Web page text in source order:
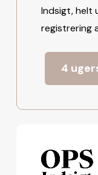
Indsigt, helt
registrering
4